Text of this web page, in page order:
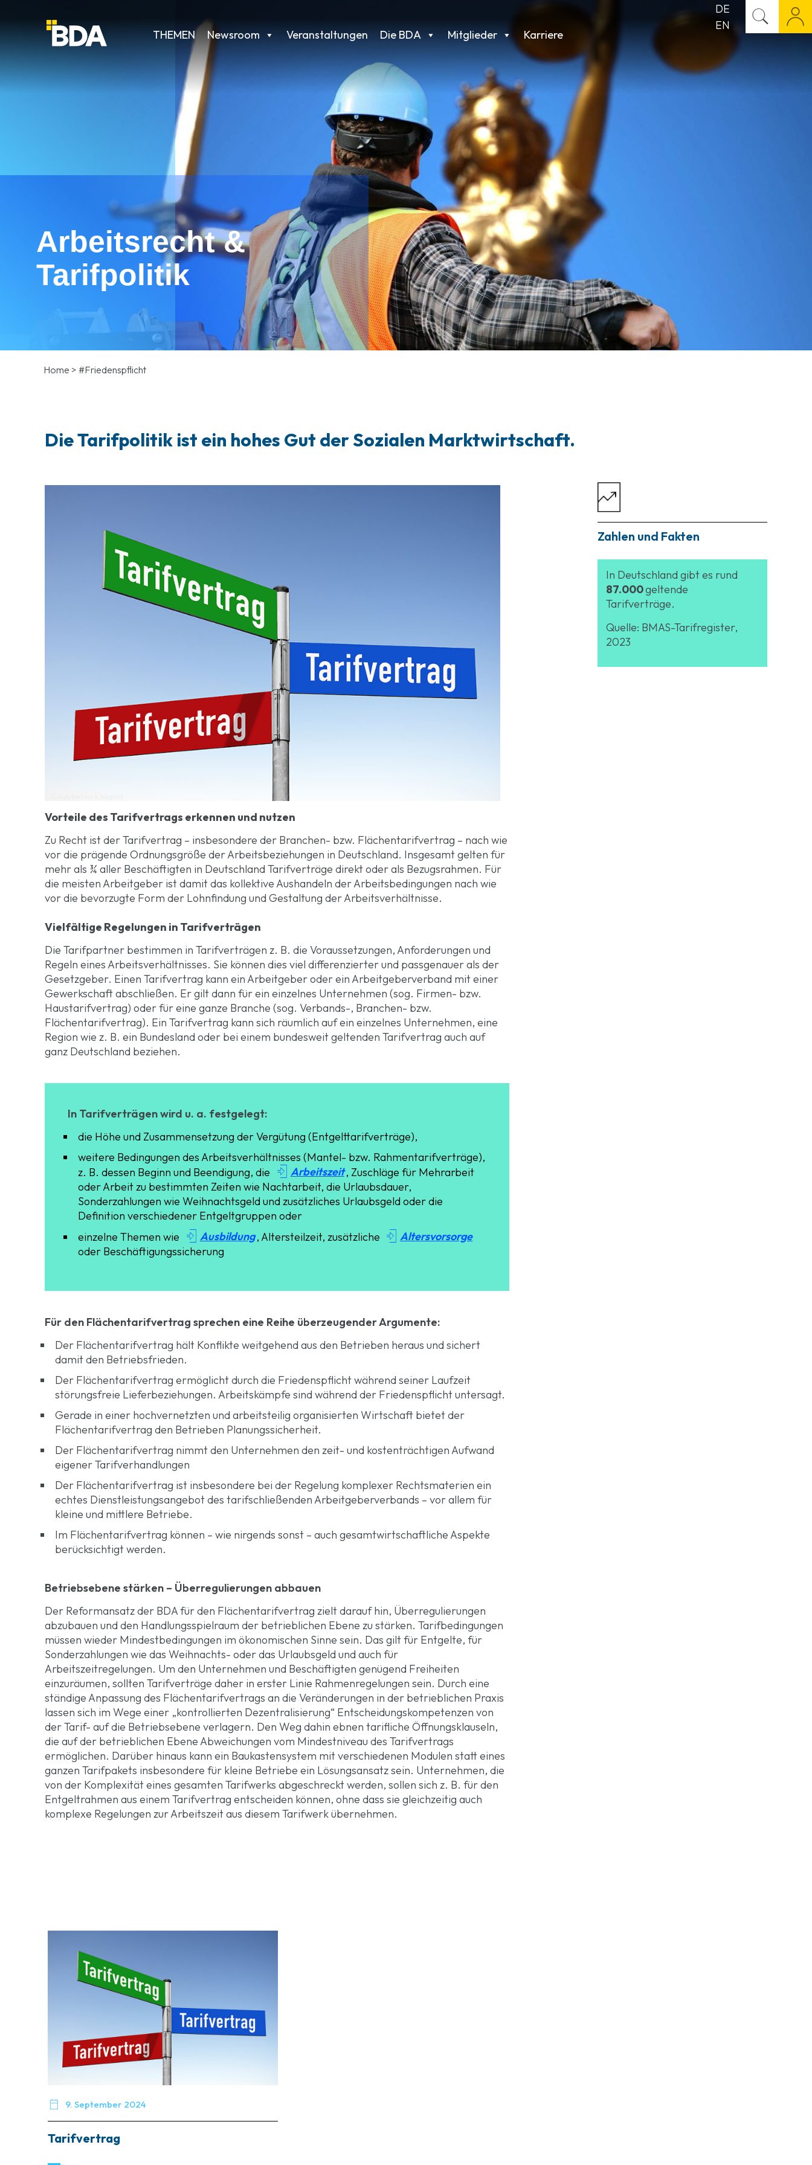
THEMEN Newsroom Veranstaltungen Die BDA Mitglieder Karriere
DE
EN
Arbeitsrecht &
Tarifpolitik
Home > #Friedenspflicht
Die Tarifpolitik ist ein hohes Gut der Sozialen Marktwirtschaft.
Vorteile des Tarifvertrags erkennen und nutzen
Zu Recht ist der Tarifvertrag – insbesondere der Branchen- bzw. Flächentarifvertrag – nach wie
vor die prägende Ordnungsgröße der Arbeitsbeziehungen in Deutschland. Insgesamt gelten für
mehr als ¾ aller Beschäftigten in Deutschland Tarifverträge direkt oder als Bezugsrahmen. Für
die meisten Arbeitgeber ist damit das kollektive Aushandeln der Arbeitsbedingungen nach wie
vor die bevorzugte Form der Lohnfindung und Gestaltung der Arbeitsverhältnisse.
Vielfältige Regelungen in Tarifverträgen
Die Tarifpartner bestimmen in Tarifverträgen z. B. die Voraussetzungen, Anforderungen und
Regeln eines Arbeitsverhältnisses. Sie können dies viel differenzierter und passgenauer als der
Gesetzgeber. Einen Tarifvertrag kann ein Arbeitgeber oder ein Arbeitgeberverband mit einer
Gewerkschaft abschließen. Er gilt dann für ein einzelnes Unternehmen (sog. Firmen- bzw.
Haustarifvertrag) oder für eine ganze Branche (sog. Verbands-, Branchen- bzw.
Flächentarifvertrag). Ein Tarifvertrag kann sich räumlich auf ein einzelnes Unternehmen, eine
Region wie z. B. ein Bundesland oder bei einem bundesweit geltenden Tarifvertrag auch auf
ganz Deutschland beziehen.
In Tarifverträgen wird u. a. festgelegt:
die Höhe und Zusammensetzung der Vergütung (Entgelttarifverträge),
weitere Bedingungen des Arbeitsverhältnisses (Mantel- bzw. Rahmentarifverträge),
z. B. dessen Beginn und Beendigung, die  Arbeitszeit, Zuschläge für Mehrarbeit
oder Arbeit zu bestimmten Zeiten wie Nachtarbeit, die Urlaubsdauer,
Sonderzahlungen wie Weihnachtsgeld und zusätzliches Urlaubsgeld oder die
Definition verschiedener Entgeltgruppen oder
einzelne Themen wie  Ausbildung, Altersteilzeit, zusätzliche  Altersvorsorge
oder Beschäftigungssicherung
Für den Flächentarifvertrag sprechen eine Reihe überzeugender Argumente:
Der Flächentarifvertrag hält Konflikte weitgehend aus den Betrieben heraus und sichert
damit den Betriebsfrieden.
Der Flächentarifvertrag ermöglicht durch die Friedenspflicht während seiner Laufzeit
störungsfreie Lieferbeziehungen. Arbeitskämpfe sind während der Friedenspflicht untersagt.
Gerade in einer hochvernetzten und arbeitsteilig organisierten Wirtschaft bietet der
Flächentarifvertrag den Betrieben Planungssicherheit.
Der Flächentarifvertrag nimmt den Unternehmen den zeit- und kostenträchtigen Aufwand
eigenerTarifverhandlungen
Der Flächentarifvertrag ist insbesondere bei der Regelung komplexer Rechtsmaterien ein
echtes Dienstleistungsangebot des tarifschließenden Arbeitgeberverbands – vor allem für
kleine und mittlere Betriebe.
Im Flächentarifvertrag können – wie nirgends sonst – auch gesamtwirtschaftliche Aspekte
berücksichtigt werden.
Betriebsebene stärken – Überregulierungen abbauen
Der Reformansatz der BDA für den Flächentarifvertrag zielt darauf hin, Überregulierungen
abzubauen und den Handlungsspielraum der betrieblichen Ebene zu stärken. Tarifbedingungen
müssen wieder Mindestbedingungen im ökonomischen Sinne sein. Das gilt für Entgelte, für
Sonderzahlungen wie das Weihnachts- oder das Urlaubsgeld und auch für
Arbeitszeitregelungen. Um den Unternehmen und Beschäftigten genügend Freiheiten
einzuräumen, sollten Tarifverträge daher in erster Linie Rahmenregelungen sein. Durch eine
ständige Anpassung des Flächentarifvertrags an die Veränderungen in der betrieblichen Praxis
lassen sich im Wege einer „kontrollierten Dezentralisierung“ Entscheidungskompetenzen von
der Tarif- auf die Betriebsebene verlagern. Den Weg dahin ebnen tarifliche Öffnungsklauseln,
die auf der betrieblichen Ebene Abweichungen vom Mindestniveau des Tarifvertrags
ermöglichen. Darüber hinaus kann ein Baukastensystem mit verschiedenen Modulen statt eines
ganzen Tarifpakets insbesondere für kleine Betriebe ein Lösungsansatz sein. Unternehmen, die
von der Komplexität eines gesamten Tarifwerks abgeschreckt werden, sollen sich z. B. für den
Entgeltrahmen aus einem Tarifvertrag entscheiden können, ohne dass sie gleichzeitig auch
komplexe Regelungen zur Arbeitszeit aus diesem Tarifwerk übernehmen.
Zahlen und Fakten
In Deutschland gibt es rund
87.000geltende
Tarifverträge.
Quelle: BMAS-Tarifregister,
2023
 9. September 2024
Tarifvertrag